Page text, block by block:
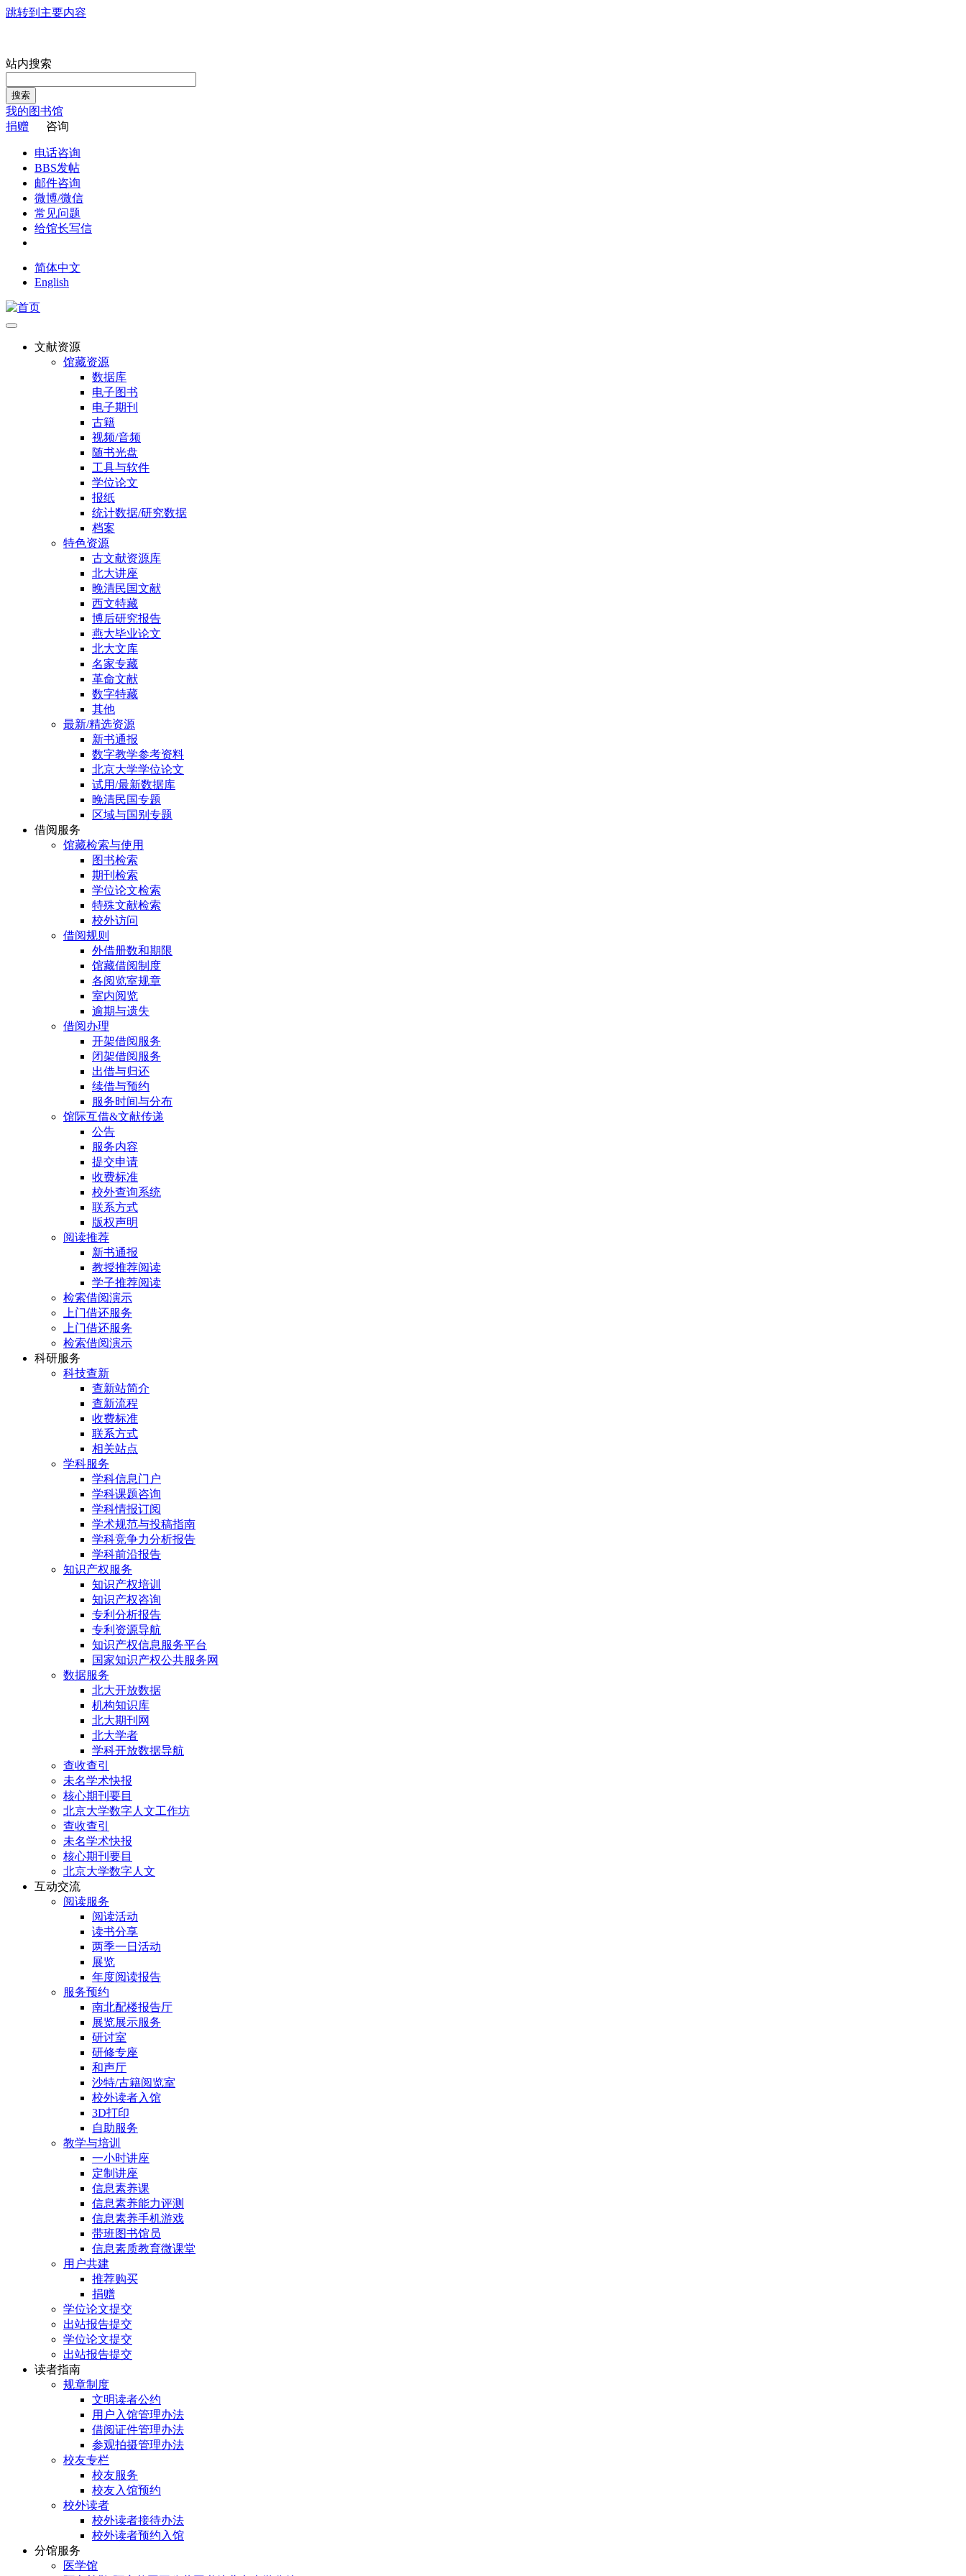
跳转到主要内容
站内搜索
搜索
我的图书馆
捐赠
咨询
电话咨询
BBS发帖
邮件咨询
微博/微信
常见问题
给馆长写信
简体中文
English
文献资源
馆藏资源
数据库
电子图书
电子期刊
古籍
视频/音频
随书光盘
工具与软件
学位论文
报纸
统计数据/研究数据
档案
特色资源
古文献资源库
北大讲座
晚清民国文献
西文特藏
博后研究报告
燕大毕业论文
北大文库
名家专藏
革命文献
数字特藏
其他
最新/精选资源
新书通报
数字教学参考资料
北京大学学位论文
试用/最新数据库
晚清民国专题
区域与国别专题
借阅服务
馆藏检索与使用
图书检索
期刊检索
学位论文检索
特殊文献检索
校外访问
借阅规则
外借册数和期限
馆藏借阅制度
各阅览室规章
室内阅览
逾期与遗失
借阅办理
开架借阅服务
闭架借阅服务
出借与归还
续借与预约
服务时间与分布
馆际互借&文献传递
公告
服务内容
提交申请
收费标准
校外查询系统
联系方式
版权声明
阅读推荐
新书通报
教授推荐阅读
学子推荐阅读
检索借阅演示
上门借还服务
上门借还服务
检索借阅演示
科研服务
科技查新
查新站简介
查新流程
收费标准
联系方式
相关站点
学科服务
学科信息门户
学科课题咨询
学科情报订阅
学术规范与投稿指南
学科竞争力分析报告
学科前沿报告
知识产权服务
知识产权培训
知识产权咨询
专利分析报告
专利资源导航
知识产权信息服务平台
国家知识产权公共服务网
数据服务
北大开放数据
机构知识库
北大期刊网
北大学者
学科开放数据导航
查收查引
未名学术快报
核心期刊要目
北京大学数字人文工作坊
查收查引
未名学术快报
核心期刊要目
北京大学数字人文
互动交流
阅读服务
阅读活动
读书分享
两季一日活动
展览
年度阅读报告
服务预约
南北配楼报告厅
展览展示服务
研讨室
研修专座
和声厅
沙特/古籍阅览室
校外读者入馆
3D打印
自助服务
教学与培训
一小时讲座
定制讲座
信息素养课
信息素养能力评测
信息素养手机游戏
带班图书馆员
信息素质教育微课堂
用户共建
推荐购买
捐赠
学位论文提交
出站报告提交
学位论文提交
出站报告提交
读者指南
规章制度
文明读者公约
用户入馆管理办法
借阅证件管理办法
参观拍摄管理办法
校友专栏
校友服务
校友入馆预约
校外读者
校外读者接待办法
校外读者预约入馆
分馆服务
医学馆